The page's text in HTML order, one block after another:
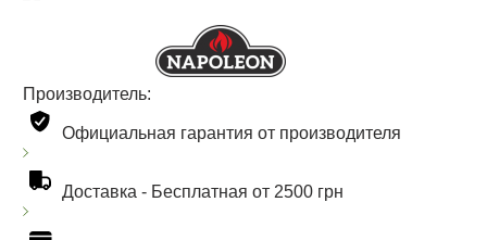
Производитель:
Официальная гарантия от производителя
Доставка - Бесплатная от 2500 грн